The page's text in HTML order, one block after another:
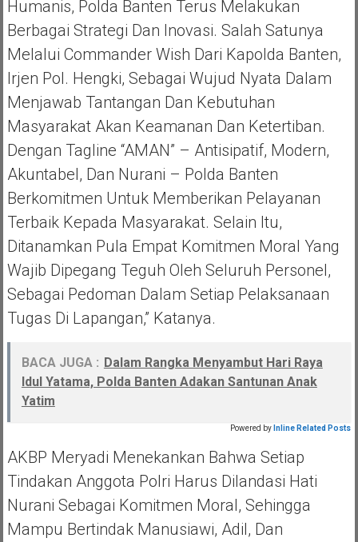
Humanis, Polda Banten Terus Melakukan
Berbagai Strategi Dan Inovasi. Salah Satunya
Melalui Commander Wish Dari Kapolda Banten,
Irjen Pol. Hengki, Sebagai Wujud Nyata Dalam
Menjawab Tantangan Dan Kebutuhan
Masyarakat Akan Keamanan Dan Ketertiban.
Dengan Tagline “AMAN” – Antisipatif, Modern,
Akuntabel, Dan Nurani – Polda Banten
Berkomitmen Untuk Memberikan Pelayanan
Terbaik Kepada Masyarakat. Selain Itu,
Ditanamkan Pula Empat Komitmen Moral Yang
Wajib Dipegang Teguh Oleh Seluruh Personel,
Sebagai Pedoman Dalam Setiap Pelaksanaan
Tugas Di Lapangan,” Katanya.
BACA JUGA : Dalam Rangka Menyambut Hari Raya
Idul Yatama, Polda Banten Adakan Santunan Anak
Yatim
Powered by Inline Related Posts
AKBP Meryadi Menekankan Bahwa Setiap
Tindakan Anggota Polri Harus Dilandasi Hati
Nurani Sebagai Komitmen Moral, Sehingga
Mampu Bertindak Manusiawi, Adil, Dan